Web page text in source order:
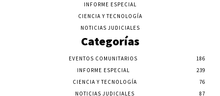
INFORME ESPECIAL
CIENCIA Y TECNOLOGÍA
NOTICIAS JUDICIALES
Categorías
EVENTOS COMUNITARIOS
186
INFORME ESPECIAL
239
CIENCIA Y TECNOLOGÍA
76
NOTICIAS JUDICIALES
87